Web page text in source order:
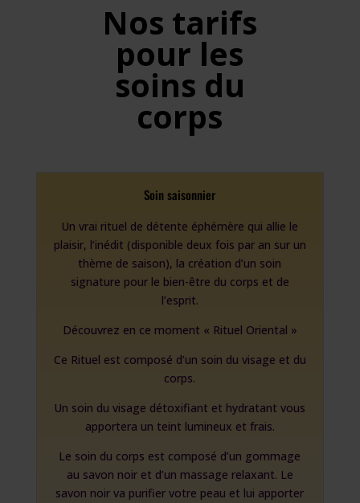
Nos tarifs
pour les
soins du
corps
Soin saisonnier
Un vrai rituel de détente éphémère qui allie le
plaisir, l’inédit (disponible deux fois par an sur un
thème de saison), la création d’un soin
signature pour le bien-être du corps et de
l’esprit.
Découvrez en ce moment « Rituel Oriental »
Ce Rituel est composé d’un soin du visage et du
corps.
Un soin du visage détoxifiant et hydratant vous
apportera un teint lumineux et frais.
Le soin du corps est composé d’un gommage
au savon noir et d’un massage relaxant. Le
savon noir va purifier votre peau et lui apporter